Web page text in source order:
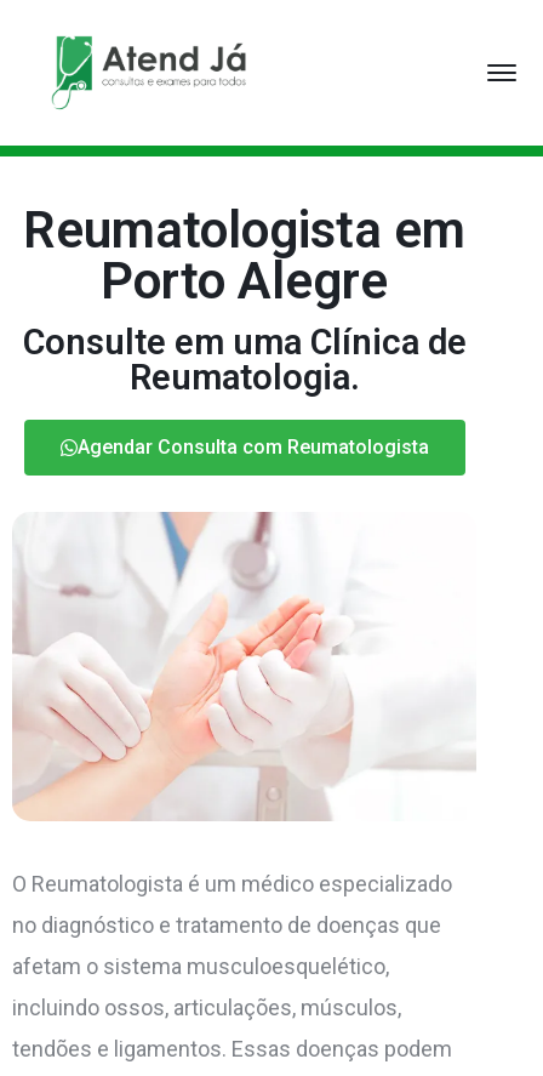
Reumatologista em
Porto Alegre
Consulte em uma Clínica de
Reumatologia.
Agendar Consulta com Reumatologista
O Reumatologista é um médico especializado
no diagnóstico e tratamento de doenças que
afetam o sistema musculoesquelético,
incluindo ossos, articulações, músculos,
tendões e ligamentos. Essas doenças podem